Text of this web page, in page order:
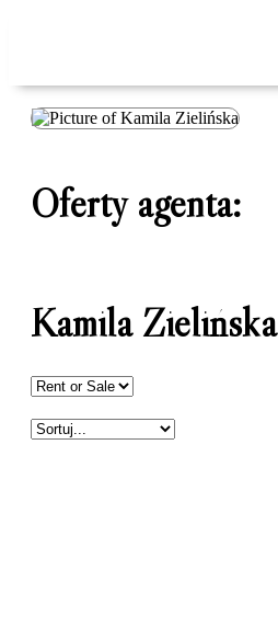
Oferty agenta:
Kamila Zielińska